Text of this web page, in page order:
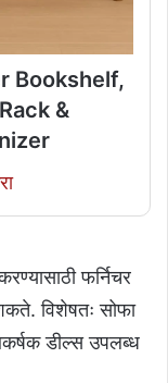
Bookshelf,
&
फर्निचर
विशेषतः सोफा
डील्स उपलब्ध